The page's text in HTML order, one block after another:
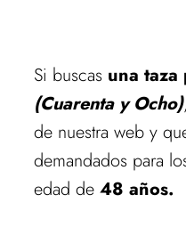
Si buscas una taza
(Cuarenta y Ocho)
de nuestra web y
demandados para
edad de 48 años.